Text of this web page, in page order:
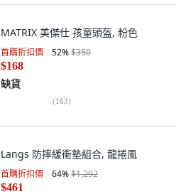
MATRIX 美傑仕 孩童頭盔, 粉色
首購折扣價 52%$350
$168
缺貨
(163)
Langs 防摔緩衝墊組合, 龍捲風
首購折扣價 64%$1,292
$461